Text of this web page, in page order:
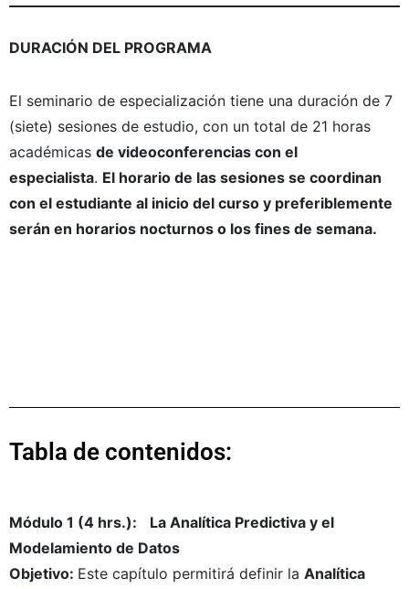
DURACIÓN DEL PROGRAMA
El seminario de especialización tiene una duración de 7
(siete) sesiones de estudio, con un total de 21 horas
académicas de videoconferencias con el
especialista. El horario de las sesiones se coordinan
con el estudiante al inicio del curso y preferiblemente
serán en horarios nocturnos o los fines de semana.
Tabla de contenidos:
Módulo 1 (4 hrs.):
La Analítica Predictiva y el
Modelamiento de Datos
Objetivo: Este capítulo permitirá definir la Analítica